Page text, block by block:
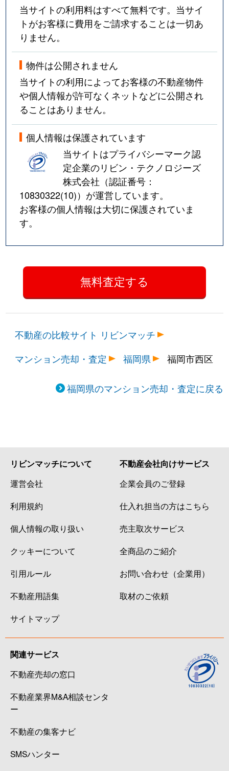
当サイトの利用料はすべて無料です。当サイ
トがお客様に費用をご請求することは一切あ
りません。
物件は公開されません
当サイトの利用によってお客様の不動産物件
や個人情報が許可なくネットなどに公開され
ることはありません。
個人情報は保護されています
当サイトはプライバシーマーク認
定企業のリビン・テクノロジーズ
株式会社（認証番号：
10830322(10)）が運営しています。
お客様の個人情報は大切に保護されていま
す。
不動産の比較サイト リビンマッチ
マンション売却・査定
福岡県 福岡市西区
福岡県のマンション売却・査定に戻る
リビンマッチについて
運営会社
利用規約
個人情報の取り扱い
クッキーについて
引用ルール
不動産用語集
サイトマップ
不動産会社向けサービス
企業会員のご登録
仕入れ担当の方はこちら
売主取次サービス
全商品のご紹介
お問い合わせ（企業用）
取材のご依頼
関連サービス
不動産売却の窓口
不動産業界M&A相談センタ
ー
不動産の集客ナビ
SMSハンター